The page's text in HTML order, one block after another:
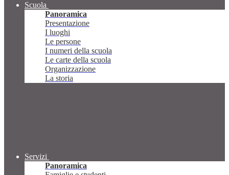
Scuola
Panoramica
Presentazione
I luoghi
Le persone
I numeri della scuola
Le carte della scuola
Organizzazione
La storia
Servizi
Panoramica